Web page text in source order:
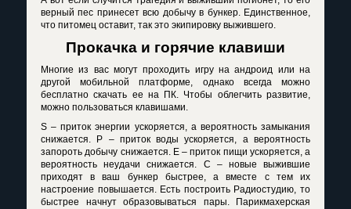
верный пес принесет всю добычу в бункер. Единственное,
что питомец оставит, так это экипировку выжившего.
Прокачка и горячие клавиши
Многие из вас могут проходить игру на андроид или на
другой мобильной платформе, однако всегда можно
бесплатно скачать ее на ПК. Чтобы облегчить развитие,
можно пользоваться клавишами.
S – приток энергии ускоряется, а вероятность замыкания
снижается.
P – приток воды ускоряется, а вероятность
запороть добычу снижается. E – приток пищи ускоряется, а
вероятность неудачи снижается. C – новые выжившие
приходят в ваш бункер быстрее, а вместе с тем их
настроение повышается. Есть построить Радиостудию, то
быстрее начнут образовываться пары. Парикмахерская